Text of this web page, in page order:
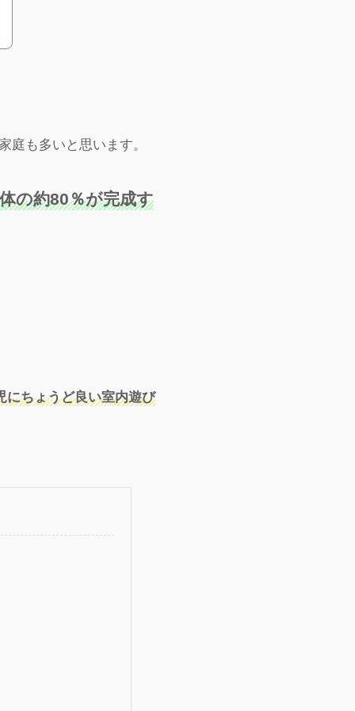
庭も多いと思います。
の約80％が完成す
にちょうど良い室内遊び